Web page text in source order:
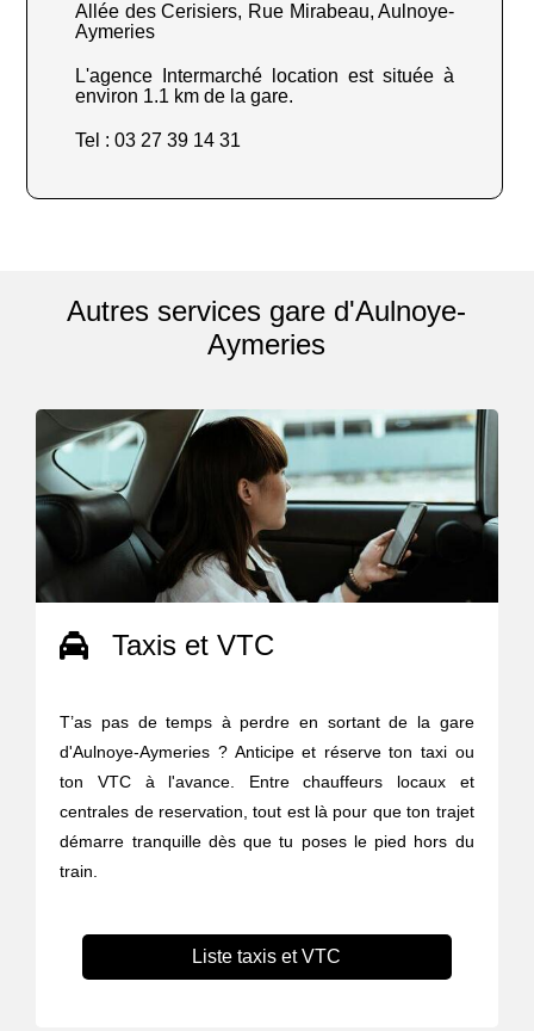
Allée des Cerisiers, Rue Mirabeau, Aulnoye-
Aymeries
L'agence Intermarché location est située à
environ 1.1 km de la gare.
Tel : 03 27 39 14 31
Autres services gare d'Aulnoye-
Aymeries
Taxis et VTC
T’as pas de temps à perdre en sortant de la gare
d'Aulnoye-Aymeries ? Anticipe et réserve ton taxi ou
ton VTC à l'avance. Entre chauffeurs locaux et
centrales de reservation, tout est là pour que ton trajet
démarre tranquille dès que tu poses le pied hors du
train.
Liste taxis et VTC